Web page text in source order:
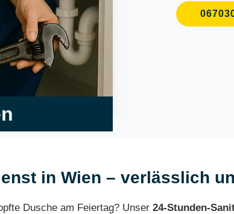
in Wien – verlässlich
Dusche am Feiertag? Unser 24-Stunden-